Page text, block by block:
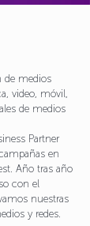
de medios
video, móvil,
de medios
Partner
en
Año tras año
con el
nuestras
y redes.